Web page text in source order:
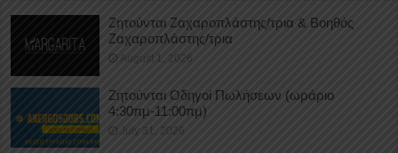
Ζητούνται Ζαχαροπλάστης/τρια & Βοηθός
Ζαχαροπλάστης/τρια
August 1, 2026
Ζητούνται Οδηγοί Πωλήσεων (ωράριο
4:30πμ-11:00πμ)
July 31, 2026